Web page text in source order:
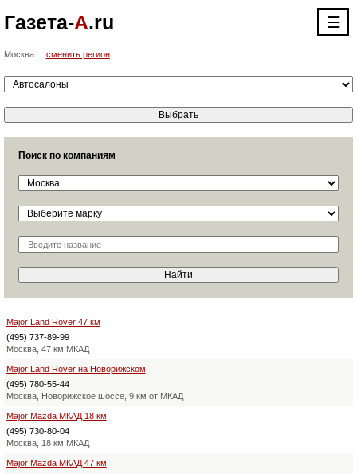
Газета-А.ru ☰
Москва сменить регион
Поиск по компаниям
Major Land Rover 47 км
(495) 737-89-99
Москва, 47 км МКАД
Major Land Rover на Новорижском
(495) 780-55-44
Москва, Новорижское шоссе, 9 км от МКАД
Major Mazda МКАД 18 км
(495) 730-80-04
Москва, 18 км МКАД
Major Mazda МКАД 47 км